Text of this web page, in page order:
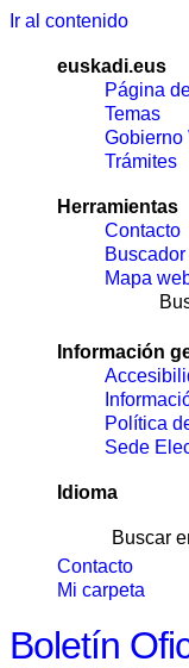
Ir al contenido
euskadi.eus
Página
Temas
Gobierno
Trámites
Herramientas
Contacto
Buscador
Mapa
Información
Política
Sede
Idioma
Buscar
Contacto
Mi carpeta
Boletín